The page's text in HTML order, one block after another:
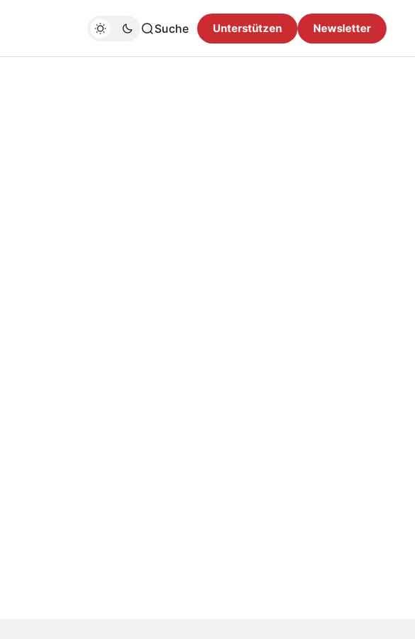
Suche Unterstützen Newsletter